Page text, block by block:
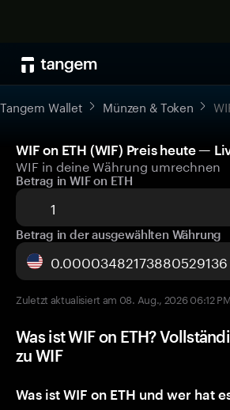
Tangem Wallet Münzen & Token
WIF on ETH (WIF) Preis heute —
WIF in deine Währung umrechnen
Betrag in WIF on ETH
Betrag in der ausgewählten Währung
Zuletzt aktualisiert am 08. Aug., 2026 06:12 PM
Was ist WIF on ETH?
zu WIF
Was ist WIF on ETH und wer hat